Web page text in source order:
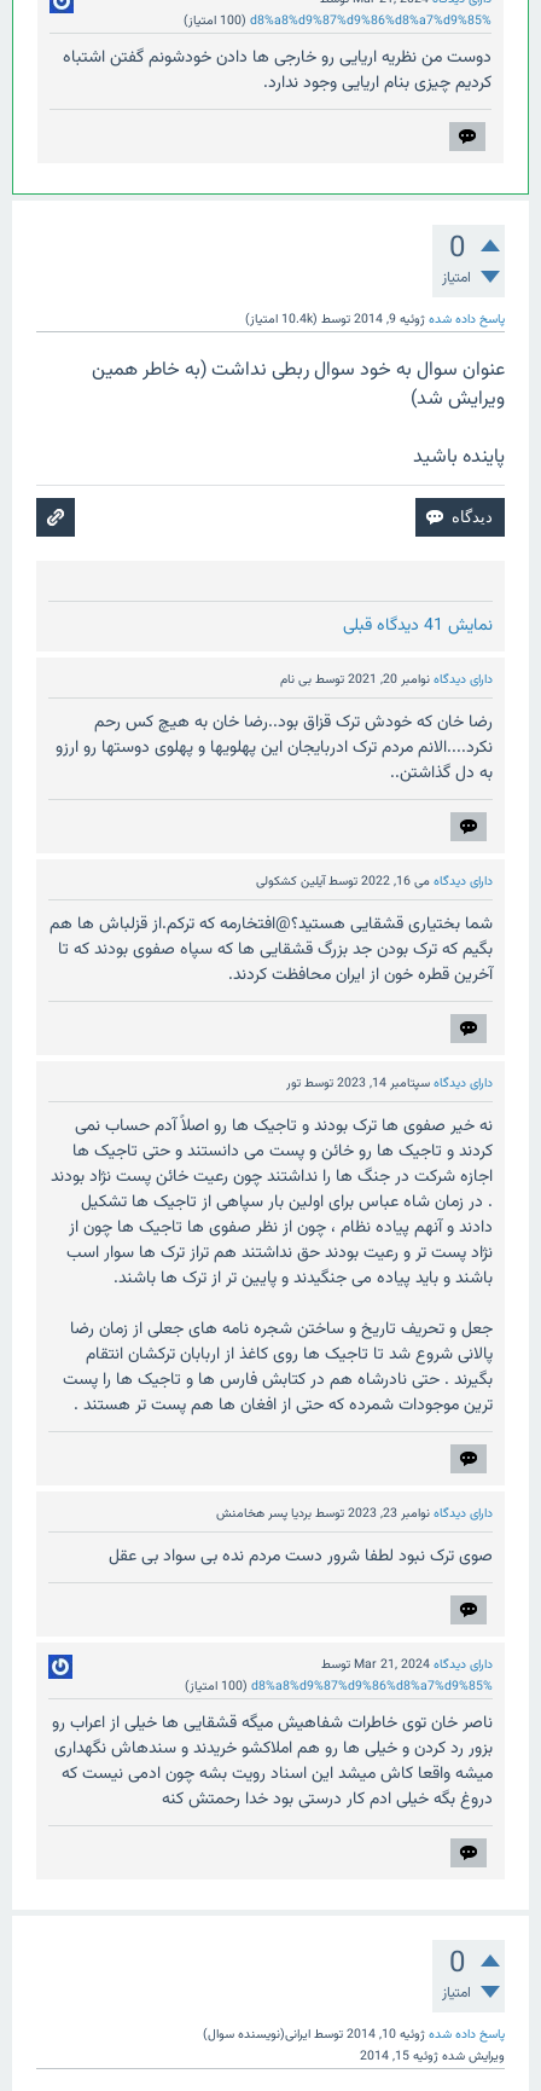
%d8%a8%d9%87%d9%86%d8%a7%d9%85
(
100 امتیاز)
دوست من نظریه اریایی رو خارجی ها دادن خودشونم گفتن اشتباه
کردیم چیزی بنام اریایی وجود ندارد.
0
امتیاز
پاسخ داده شدهژوئیه 9, 2014 توسط (
10.4k امتیاز)
عنوان سوال به خود سوال ربطی نداشت (به خاطر همین
ویرایش شد)
پاینده باشید
نمایش 41 دیدگاه قبلی
دارای دیدگاهنوامبر 20, 2021 توسطبی نام
رضا خان که خودش ترک قزاق بود..رضا خان به هیچ کس رحم
نکرد....الانم مردم ترک ادربایجان این پهلویها و پهلوی دوستها رو ارزو
به دل گذاشتن..
دارای دیدگاهمی 16, 2022 توسطآیلین کشکولی
شما بختیاری قشقایی هستید؟@افتخارمه که ترکم.از قزلباش ها هم
بگیم که ترک بودن جد بزرگ قشقایی ها که سپاه صفوی بودند که تا
آخرین قطره خون از ایران محافظت کردند.
دارای دیدگاهسپتامبر 14, 2023 توسطتور
نه خیر صفوی ها ترک بودند و تاجیک ها رو اصلاً آدم حساب نمی
کردند و تاجیک ها رو خائن و پست می دانستند و حتی تاجیک ها
اجازه شرکت در جنگ ها را نداشتند چون رعیت خائن پست نژاد بودند
. در زمان شاه عباس برای اولین بار سپاهی از تاجیک ها تشکیل
دادند و آنهم پیاده نظام ، چون از نظر صفوی ها تاجیک ها چون از
نژاد پست تر و رعیت بودند حق نداشتند هم تراز ترک ها سوار اسب
باشند و باید پیاده می جنگیدند و پایین تر از ترک ها باشند.
جعل و تحریف تاریخ و ساختن شجره نامه های جعلی از زمان رضا
پالانی شروع شد تا تاجیک ها روی کاغذ از اربابان ترکشان انتقام
بگیرند . حتی نادرشاه هم در کتابش فارس ها و تاجیک ها را پست
ترین موجودات شمرده که حتی از افغان ها هم پست تر هستند .
دارای دیدگاهنوامبر 23, 2023 توسطبردیا پسر هخامنش
صوی ترک نبود لطفا شرور دست مردم نده بی سواد بی عقل
دارای دیدگاهMar 21, 2024توسط
%d8%a8%d9%87%d9%86%d8%a7%d9%85
(
100 امتیاز)
ناصر خان توی خاطرات شفاهیش میگه قشقایی ها خیلی از اعراب رو
بزور رد کردن و خیلی ها رو هم املاکشو خریدند و سندهاش نگهداری
میشه واقعا کاش میشد این اسناد رویت بشه چون ادمی نیست که
دروغ بگه خیلی ادم کار درستی بود خدا رحمتش کنه
0
امتیاز
پاسخ داده شدهژوئیه 10, 2014 توسطایرانی(نویسنده سوال)
ویرایش شدهژوئیه 15, 2014